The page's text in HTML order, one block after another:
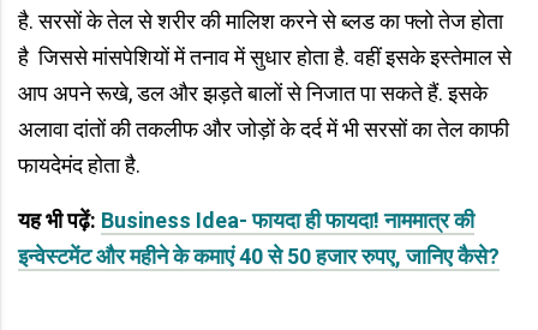
है. सरसों के तेल से शरीर की मालिश करने से ब्लड का फ्लो तेज होता
है जिससे मांसपेशियों में तनाव में सुधार होता है. वहीं इसके इस्तेमाल से
आप अपने रूखे, डल और झड़ते बालों से निजात पा सकते हैं. इसके
अलावा दांतों की तकलीफ और जोड़ों के दर्द में भी सरसों का तेल काफी
फायदेमंद होता है.
यह भी पढ़ें: Business Idea- फायदा ही फायदा! नाममात्र की
इन्वेस्टमेंट और महीने के कमाएं 40 से 50 हजार रुपए, जानिए कैसे?